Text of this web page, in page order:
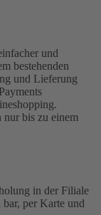
und
bestehenden
und Lieferung
nur bis zu einem
in der Filiale
per Karte und